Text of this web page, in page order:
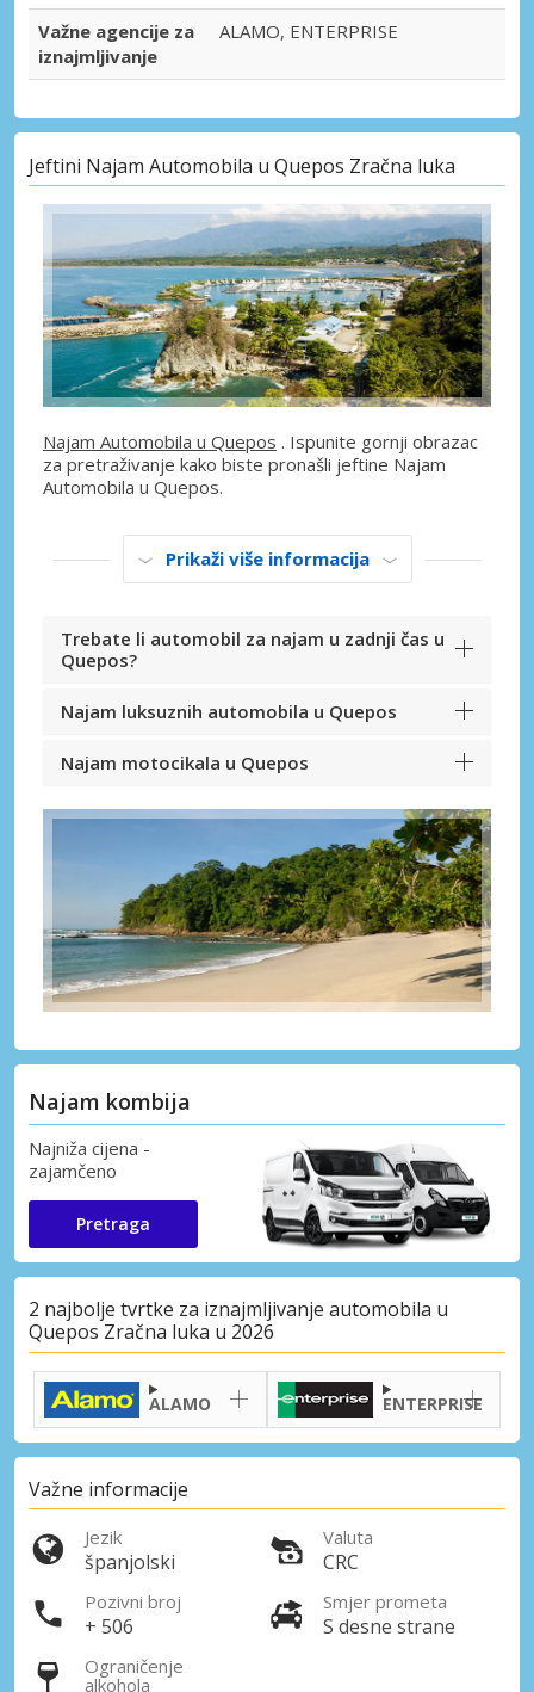
Važne agencije za
iznajmljivanje
ALAMO, ENTERPRISE
Jeftini Najam Automobila u Quepos Zračna luka
Najam Automobila u Quepos . Ispunite gornji obrazac
za pretraživanje kako biste pronašli jeftine Najam
Automobila u Quepos.
Prikaži više informacija
Trebate li automobil za najam u zadnji čas u
Quepos?
Najam luksuznih automobila u Quepos
Najam motocikala u Quepos
Najam kombija
Najniža cijena -
zajamčeno
Pretraga
2 najbolje tvrtke za iznajmljivanje automobila u
Quepos Zračna luka u 2026
ALAMO ENTERPRISE
Važne informacije
Jezik
španjolski
Valuta
CRC
Pozivni broj
+ 506
Smjer prometa
S desne strane
Ograničenje
alkohola